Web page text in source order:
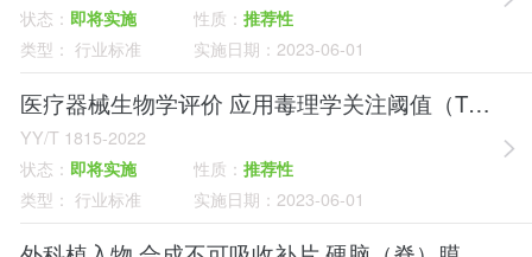
状态： 即将实施 性质：推荐性
类型： 行业标准 实施日期： 2023-06-01
医疗器械生物学评价 应用毒理学关注阈值（TTC）评定医疗器械组分的生物相容性
YY/T 1815-2022
状态： 即将实施 性质：推荐性
类型： 行业标准 实施日期： 2023-06-01